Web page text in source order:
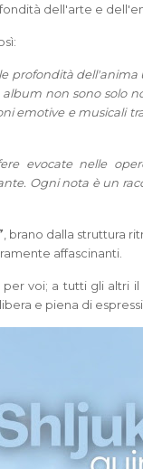
dell'arte e
profondità
non sono solo
emotive e musicali
evocate nelle
Ogni nota è un
, brano dalla struttura
affascinanti.
voi; a tutti gli altri
e piena di